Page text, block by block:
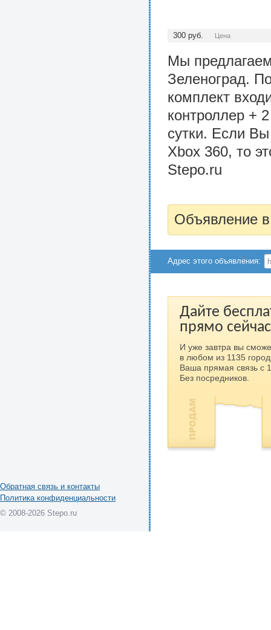
300 руб. Цена
Мы
Зеленоград.
комплект
контроллер +
сутки. Если Вы
Xbox 360, то
Stepo.ru
Объявление
Адрес этого объявления:
Дайте
прямо
И уже завтра вы
в любом из 1135
Ваша прямая связь с
Без посредников.
Обратная связь и контакты
Политика конфиденциальности
© 2008-2026 Stepo.ru